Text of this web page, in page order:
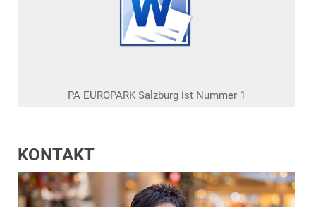
PA EUROPARK Salzburg ist Nummer 1
KONTAKT